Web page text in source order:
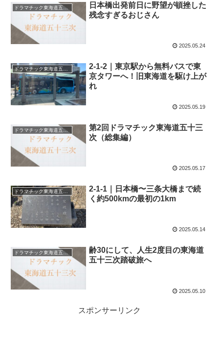
ドラマチック東海道五十三次
日本橋出発前日に野望が頓挫した
残念すぎるおじさん
2025.05.24
2-1-2｜東京駅から無料バスで東
京タワーへ！旧東海道を駆け上が
れ
2025.05.19
ドラマチック東海道五十三次
第2回ドラマチック東海道五十三
次（総集編）
2025.05.17
2-1-1｜日本橋〜三条大橋まで続
く約500kmの最初の1km
2025.05.14
ドラマチック東海道五十三次
齢30にして、人生2度目の東海道
五十三次踏破旅へ
2025.05.10
スポンサーリンク